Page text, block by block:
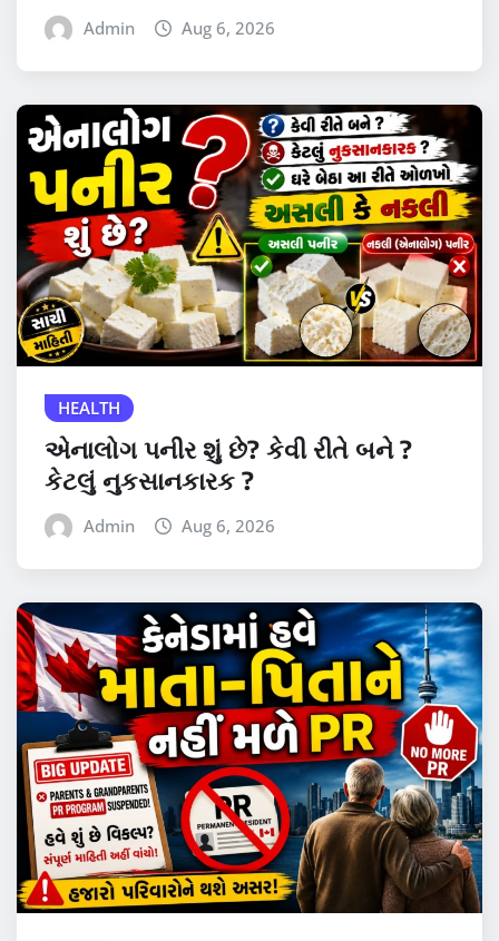
Admin Aug 6, 2026
HEALTH
એનાલોગ પનીર શું છે? કેવી રીતે બને ?
કેટલું નુકસાનકારક ?
Admin Aug 6, 2026